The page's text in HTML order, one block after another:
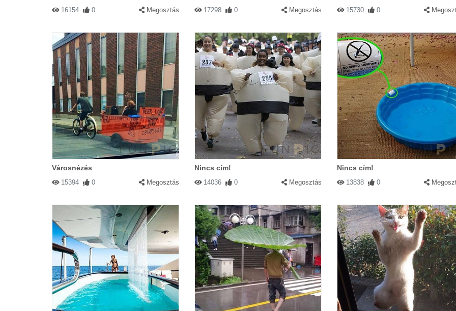
16154 0 Megosztás 17298 0 Megosztás 15730 0
Városnézés
15394 0 Megosztás
Nincs cím!
14036 0 Megosztás
Nincs cím!
13838 0